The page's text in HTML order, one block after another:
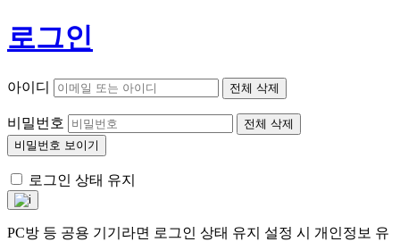
로그인
아이디 전체 삭제
비밀번호
전체 삭제
비밀번호 보이기
로그인 상태 유지
PC방 등 공용 기기라면 로그인 상태 유지 설정 시 개인정보 유